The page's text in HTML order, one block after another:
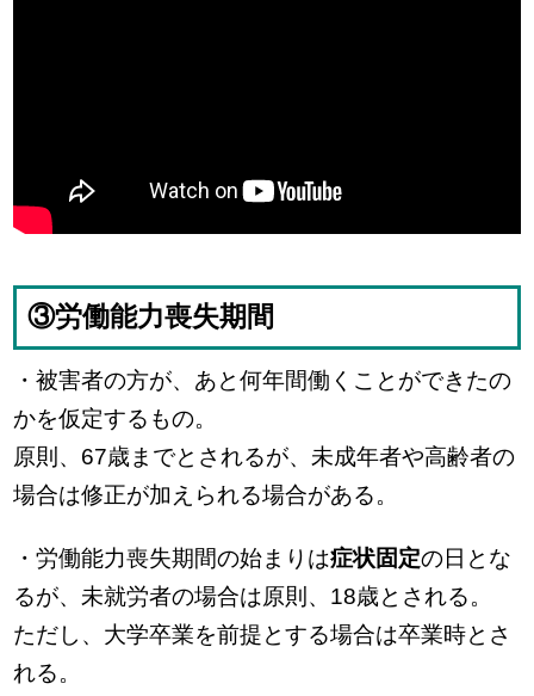
③労働能力喪失期間
・被害者の方が、あと何年間働くことができたの
かを仮定するもの。
原則、67歳までとされるが、未成年者や高齢者の
場合は修正が加えられる場合がある。
・労働能力喪失期間の始まりは症状固定の日とな
るが、未就労者の場合は原則、18歳とされる。
ただし、大学卒業を前提とする場合は卒業時とさ
れる。